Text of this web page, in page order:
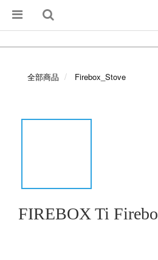
全部商品 Firebox_Stove
FIREBOX Ti